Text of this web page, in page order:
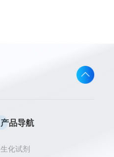
产品导航
生化试剂